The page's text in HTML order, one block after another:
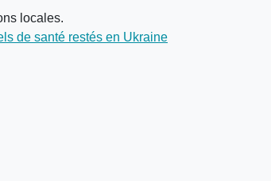
locales.
de santé restés en Ukraine